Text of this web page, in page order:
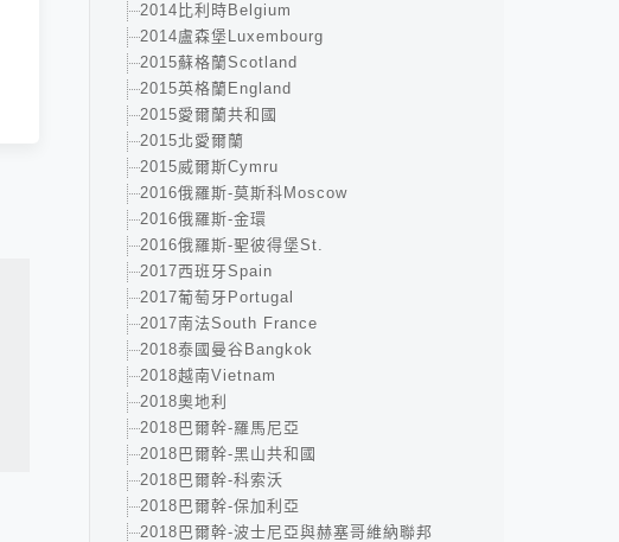
2014比利時Belgium
2014盧森堡Luxembourg
2015蘇格蘭Scotland
2015英格蘭England
2015愛爾蘭共和國
2015北愛爾蘭
2015威爾斯Cymru
2016俄羅斯-莫斯科Moscow
2016俄羅斯-金環
2016俄羅斯-聖彼得堡St.
2017西班牙Spain
2017葡萄牙Portugal
2017南法South France
2018泰國曼谷Bangkok
2018越南Vietnam
2018奧地利
2018巴爾幹-羅馬尼亞
2018巴爾幹-黑山共和國
2018巴爾幹-科索沃
2018巴爾幹-保加利亞
2018巴爾幹-波士尼亞與赫塞哥維納聯邦